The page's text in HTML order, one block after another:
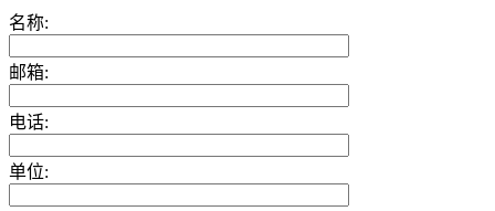
名称:
邮箱:
电话:
单位: